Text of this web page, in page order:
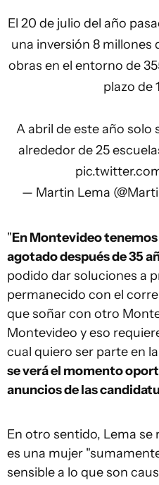
El 20 de julio del año
una inversión 8 millones
obras en el entorno de
plazo de
A abril de este año solo
alrededor de 25
— Martin Lema
"En Montevideo
agotado después de 35
podido dar soluciones a
permanecido con el
que soñar con otro
Montevideo y eso
cual quiero ser parte en
se verá el momento
anuncios de las
En otro sentido, Lema se
es una mujer
sensible a lo que son